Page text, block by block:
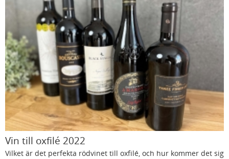
Vin till oxfilé 2022
Vilket är det perfekta rödvinet till oxfilé, och hur kommer det sig